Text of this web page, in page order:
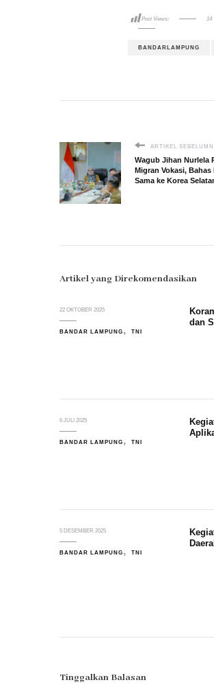
Post Views: 14
BANDARLAMPUNG
ARTIKEL
Wagub Jihan Nurlela
Migran Vokasi,
Sama ke Korea
Artikel yang Direkomendasikan
22 OKTOBER 2025
BANDAR LAMPUNG TNI
dan
6 JULI 2025
BANDAR LAMPUNG TNI
5 DESEMBER 2025
BANDAR LAMPUNG TNI
Tinggalkan Balasan